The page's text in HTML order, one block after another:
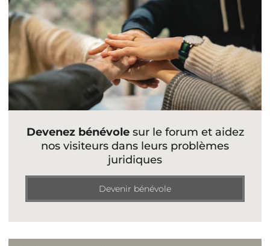
Devenez bénévolesur le forum et aidez
nos visiteurs dans leurs problèmes
juridiques
Devenir bénévole